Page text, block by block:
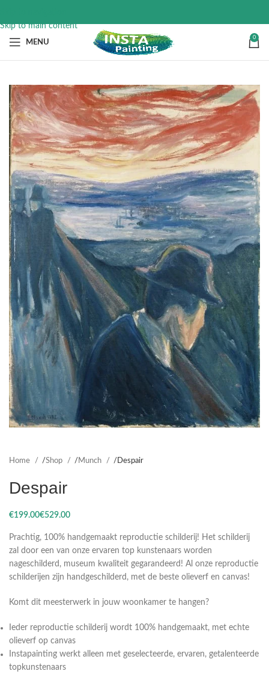
Skip to main content
MENU
0
Home Shop Munch Despair
Despair
€ €
Prachtig, 100% handgemaakt reproductie schilderij! Het schilderij
zal door een van onze ervaren top kunstenaars worden
nageschilderd, museum kwaliteit gegarandeerd! Al onze reproductie
schilderijen zijn handgeschilderd, met de beste olieverf en canvas!
Komt dit meesterwerk in jouw woonkamer te hangen?
Ieder reproductie schilderij wordt 100% handgemaakt, met echte
olieverf op canvas
Instapainting werkt alleen met geselecteerde, ervaren, getalenteerde
topkunstenaars